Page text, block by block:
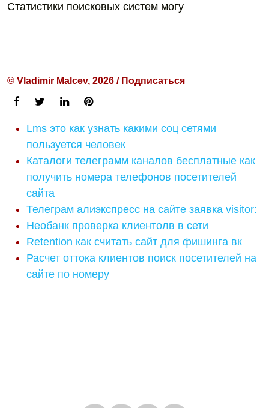
Статистики поисковых систем могу
© Vladimir Malcev, 2026 / Подписаться
Lms это как узнать какими соц сетями
пользуется человек
Каталоги телеграмм каналов бесплатные как
получить номера телефонов посетителей
сайта
Телеграм алиэкспресс на сайте заявка visitor:
Необанк проверка клиентолв в сети
Retention как считать сайт для фишинга вк
Расчет оттока клиентов поиск посетителей на
сайте по номеру